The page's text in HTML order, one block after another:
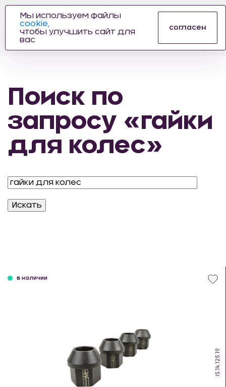
АВТОЗАПЧАСТЕЙ
Поиск по
запросу «гайки
для колес»
IS.14.125.19
в наличии
Мы используем файлы
cookie,
чтобы улучшить сайт для
вас
согласен